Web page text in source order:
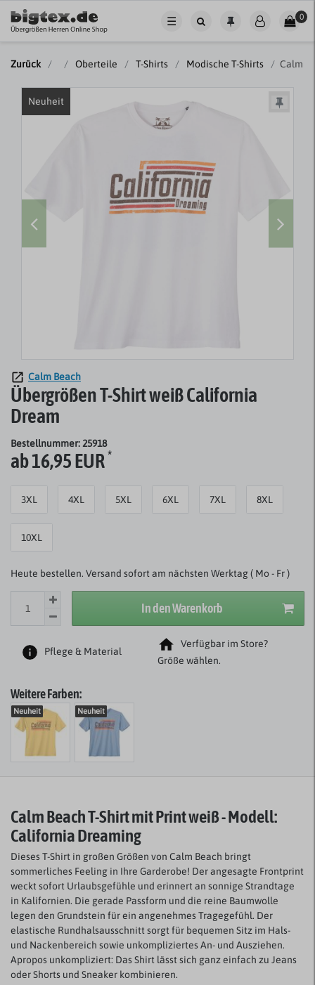
☰ 0
Zurück Oberteile T-Shirts Modische T-Shirts Calm
Neuheit
Calm Beach
Übergrößen T-Shirt weiß California
Dream
Bestellnummer: 25918
ab 16,95 EUR*
3XL 4XL 5XL 6XL 7XL 8XL
10XL
Heute bestellen. Versand sofort am nächsten Werktag ( Mo - Fr )
In den Warenkorb
Pflege & Material
Verfügbar im Store?
Größe wählen.
Weitere Farben:
Neuheit Neuheit
Calm Beach T-Shirt mit Printweiß- Modell:
California Dreaming
Dieses T-Shirt in großen Größen von Calm Beach bringt
sommerliches Feeling in Ihre Garderobe! Der angesagte Frontprint
weckt sofort Urlaubsgefühle und erinnert an sonnige Strandtage
in Kalifornien. Die gerade Passform und die reine Baumwolle
legen den Grundstein für ein angenehmes Tragegefühl. Der
elastische Rundhalsausschnitt sorgt für bequemen Sitz im Hals-
und Nackenbereich sowie unkompliziertes An- und Ausziehen.
Apropos unkompliziert: Das Shirt lässt sich ganz einfach zu Jeans
oder Shorts und Sneaker kombinieren.